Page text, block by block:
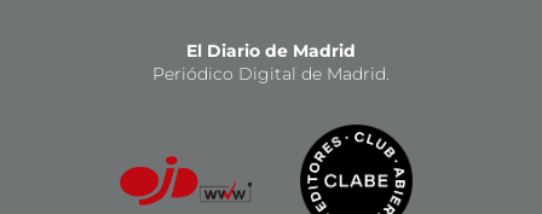
El Diario de Madrid
Periódico Digital de Madrid.